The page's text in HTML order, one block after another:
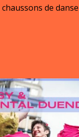
de danse